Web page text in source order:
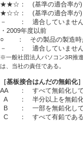
★★☆： (基準の適合率が)
★☆☆： (基準の適合率が)
－ ： 適合していません
・2009年度以前
○ ： その製品の製造時点
－ ： 適合していません
※一般社団法人パソコン3R推
は、当社の責任である。
［基板接合はんだの無鉛化］
AA
： すべて無鉛化し
A
： 半分以上を無鉛
B
： 一部を無鉛化し
C
： すべて有鉛であ